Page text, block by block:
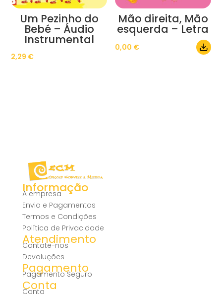
Um Pezinho do
Bebé – Áudio
Instrumental
2,29 €
Mão direita, Mão
esquerda – Letra
0,00 €
Informação
A empresa
Envio e Pagamentos
Termos e Condições
Política de Privacidade
Atendimento
Contate-nos
Devoluções
Pagamento
Pagamento Seguro
Conta
Conta